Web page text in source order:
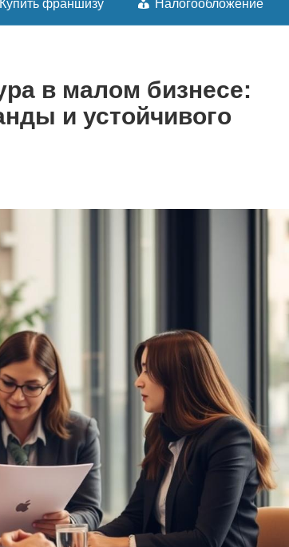
Купить франшизу Налогообложение
в малом бизнесе:
и устойчивого